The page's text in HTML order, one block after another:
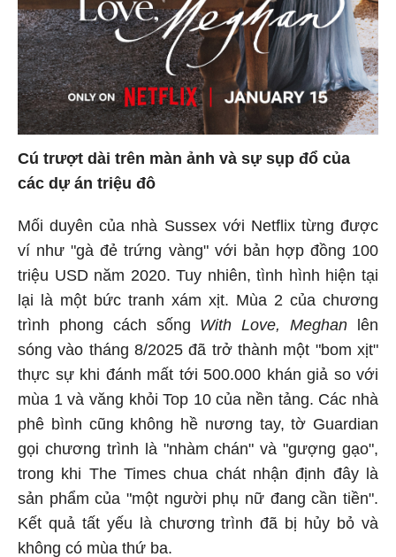
Cú trượt dài trên màn ảnh và sự sụp đổ của
các dự án triệu đô
Mối duyên của nhà Sussex với Netflix từng được
ví như "gà đẻ trứng vàng" với bản hợp đồng 100
triệu USD năm 2020. Tuy nhiên, tình hình hiện tại
lại là một bức tranh xám xịt. Mùa 2 của chương
trình phong cách sống With Love, Meghan lên
sóng vào tháng 8/2025 đã trở thành một "bom xịt"
thực sự khi đánh mất tới 500.000 khán giả so với
mùa 1 và văng khỏi Top 10 của nền tảng. Các nhà
phê bình cũng không hề nương tay, tờ Guardian
gọi chương trình là "nhàm chán" và "gượng gạo",
trong khi The Times chua chát nhận định đây là
sản phẩm của "một người phụ nữ đang cần tiền".
Kết quả tất yếu là chương trình đã bị hủy bỏ và
không có mùa thứ ba.